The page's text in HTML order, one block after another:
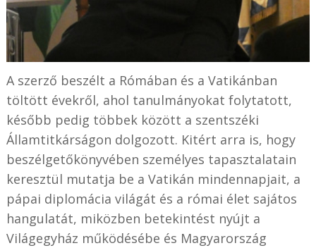
A szerző beszélt a Rómában és a Vatikánban
töltött évekről, ahol tanulmányokat folytatott,
később pedig többek között a szentszéki
Államtitkárságon dolgozott. Kitért arra is, hogy
beszélgetőkönyvében személyes tapasztalatain
keresztül mutatja be a Vatikán mindennapjait, a
pápai diplomácia világát és a római élet sajátos
hangulatát, miközben betekintést nyújt a
Világegyház működésébe és Magyarország